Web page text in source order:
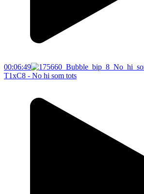
00:06:49
T1xC8 - No hi som tots